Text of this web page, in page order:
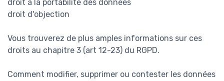
droit à la portabilité des données
droit d'objection
Vous trouverez de plus amples informations sur ces
droits au chapitre 3 (art 12-23) du RGPD.
Comment modifier, supprimer ou contester les données